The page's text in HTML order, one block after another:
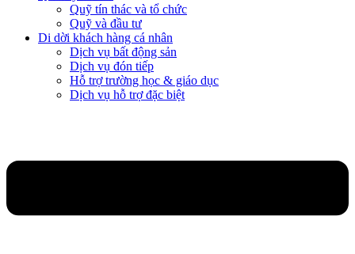
Quỹ tín thác và tổ chức
Quỹ và đầu tư
Di dời khách hàng cá nhân
Dịch vụ bất động sản
Dịch vụ đón tiếp
Hỗ trợ trường học & giáo dục
Dịch vụ hỗ trợ đặc biệt​